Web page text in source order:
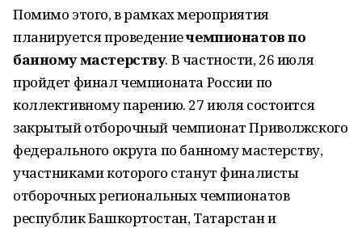
Помимо этого, в рамках мероприятия
планируется проведениечемпионатов по
банному мастерству. В частности, 26 июля
пройдет финал чемпионата России по
коллективному парению. 27 июля состоится
закрытый отборочный чемпионат Приволжского
федерального округа по банному мастерству,
участниками которого станут финалисты
отборочных региональных чемпионатов
республик Башкортостан, Татарстан и